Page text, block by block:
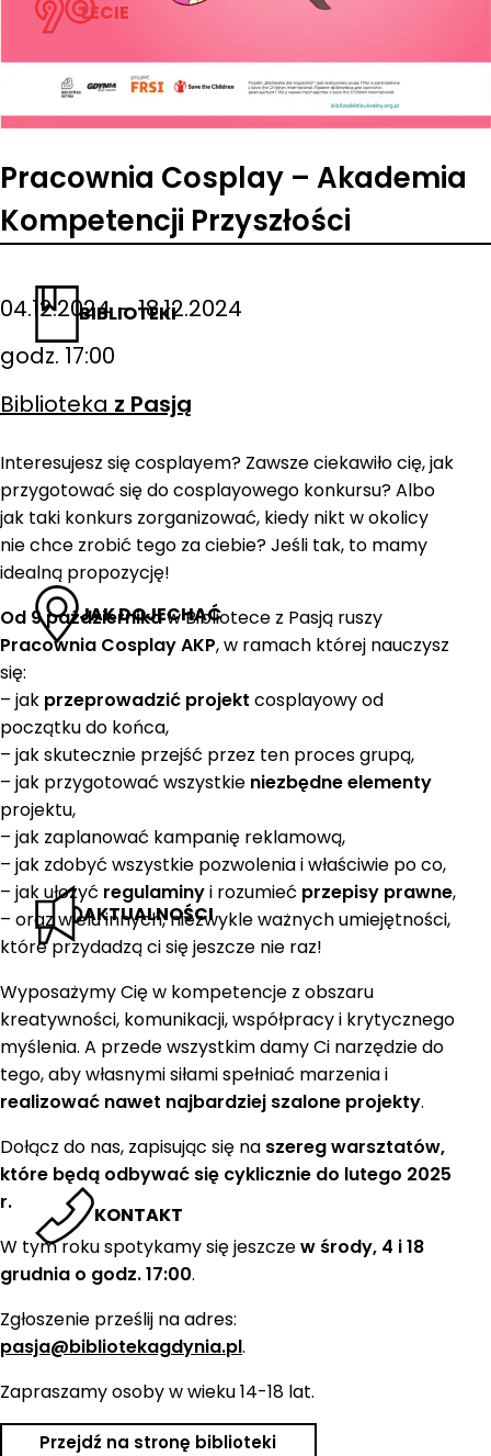
LECIE
BIBLIOTEKI
JAK DOJECHAĆ
AKTUALNOŚCI
KONTAKT
Pracownia Cosplay – Akademia
Kompetencji Przyszłości
04.12.2024 – 18.12.2024
godz. 17:00
Biblioteka z Pasją
Interesujesz się cosplayem? Zawsze ciekawiło cię, jak
przygotować się do cosplayowego konkursu? Albo
jak taki konkurs zorganizować, kiedy nikt w okolicy
nie chce zrobić tego za ciebie? Jeśli tak, to mamy
idealną propozycję!
Od 9 październikaw Bibliotece z Pasją ruszy
Pracownia Cosplay AKP, w ramach której nauczysz
się:
– jak przeprowadzić projekt cosplayowy od
początku do końca,
– jak skutecznie przejść przez ten proces grupą,
– jak przygotować wszystkie niezbędne elementy
projektu,
– jak zaplanować kampanię reklamową,
– jak zdobyć wszystkie pozwolenia i właściwie po co,
– jak ułożyć regulaminyi rozumieć przepisy prawne,
– oraz wielu innych, niezwykle ważnych umiejętności,
które przydadzą ci się jeszcze nie raz!
Wyposażymy Cię w kompetencje z obszaru
kreatywności, komunikacji, współpracy i krytycznego
myślenia. A przede wszystkim damy Ci narzędzie do
tego, aby własnymi siłami spełniać marzenia i
realizować nawet najbardziej szalone projekty.
Dołącz do nas, zapisując się na szereg warsztatów,
które będą odbywać się cyklicznie do lutego 2025
r.
W tym roku spotykamy się jeszczew środy, 4 i 18
grudnia o godz. 17:00.
Zgłoszenie prześlij na adres:
pasja@bibliotekagdynia.pl.
Zapraszamy osoby w wieku 14-18 lat.
Przejdź na stronę biblioteki